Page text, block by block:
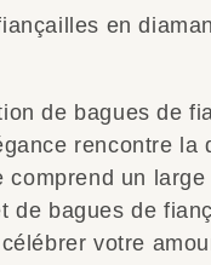
en
de bagues de
rencontre la
comprend un
de bagues de
votre